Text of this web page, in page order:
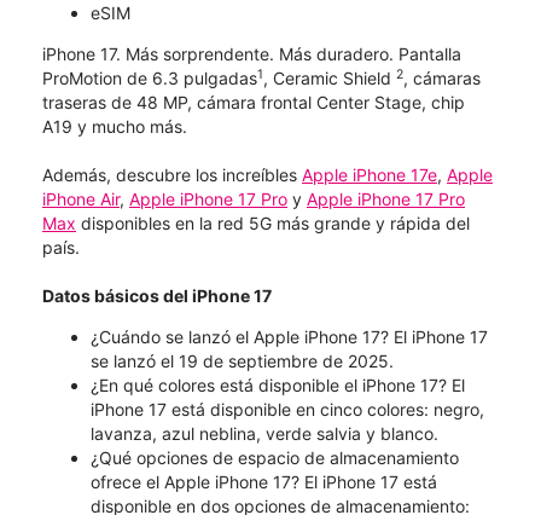
eSIM
iPhone 17. Más sorprendente. Más duradero. Pantalla
ProMotion de 6.3 pulgadas1, Ceramic Shield 2, cámaras
traseras de 48 MP, cámara frontal Center Stage, chip
A19 y mucho más.
Además, descubre los increíbles Apple iPhone 17e, Apple
iPhone Air, Apple iPhone 17 Pro y Apple iPhone 17 Pro
Max disponibles en la red 5G más grande y rápida del
país.
Datos básicos del iPhone 17
¿Cuándo se lanzó el Apple iPhone 17? El iPhone 17
se lanzó el 19 de septiembre de 2025.
¿En qué colores está disponible el iPhone 17? El
iPhone 17 está disponible en cinco colores: negro,
lavanza, azul neblina, verde salvia y blanco.
¿Qué opciones de espacio de almacenamiento
ofrece el Apple iPhone 17? El iPhone 17 está
disponible en dos opciones de almacenamiento: